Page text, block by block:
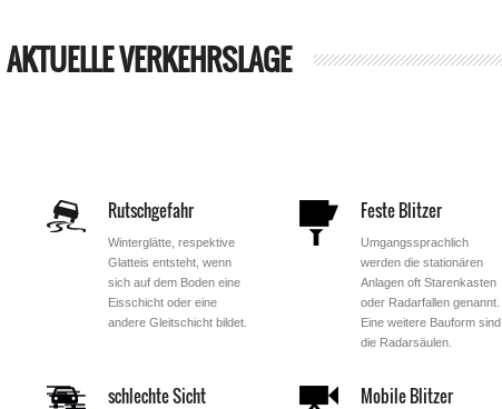
AKTUELLE VERKEHRSLAGE
Rutschgefahr
Winterglätte, respektive
Glatteis entsteht, wenn
sich auf dem Boden eine
Eisschicht oder eine
andere Gleitschicht bildet.
Feste Blitzer
Umgangssprachlich
werden die stationären
Anlagen oft Starenkasten
oder Radarfallen genannt.
Eine weitere Bauform sind
die Radarsäulen.
schlechte Sicht Mobile Blitzer